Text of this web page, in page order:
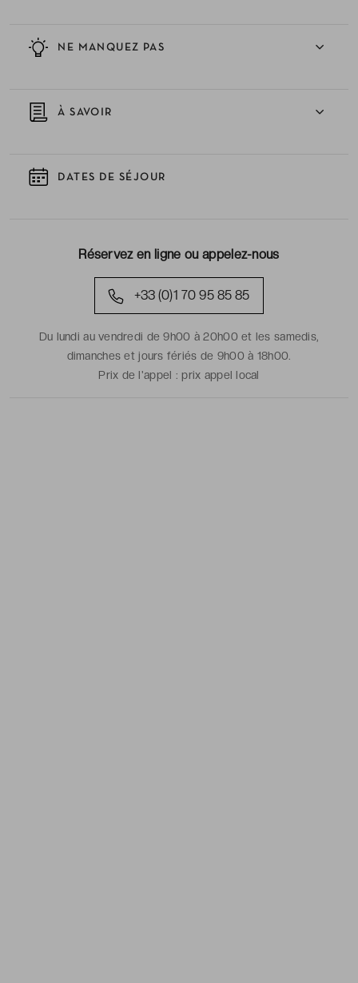
NE MANQUEZ PAS
À SAVOIR
DATES DE SÉJOUR
Réservez en ligne ou appelez-nous
+33 (0)1 70 95 85 85
Du lundi au vendredi de 9h00 à 20h00 et les samedis,
dimanches et jours fériés de 9h00 à 18h00.
Prix de l'appel :prix appel local